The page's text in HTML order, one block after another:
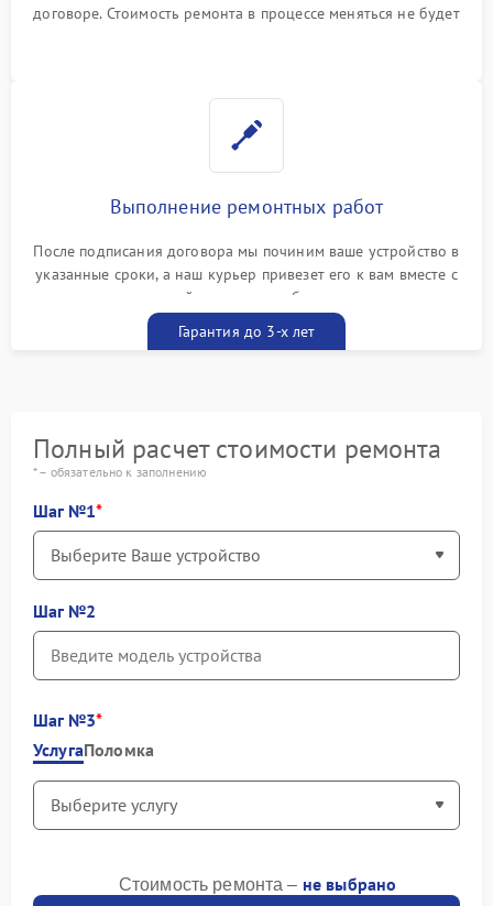
договоре. Стоимость ремонта в процессе меняться не будет
Выполнение ремонтных работ
После подписания договора мы починим ваше устройство в
указанные сроки, а наш курьер привезет его к вам вместе с
гарантийным талоном бесплатно
Гарантия до 3-х лет
Полный расчет стоимости ремонта
* – обязательно к заполнению
Шаг №1
Шаг №2
Шаг №3
УслугаПоломка
Стоимость ремонта – не выбрано